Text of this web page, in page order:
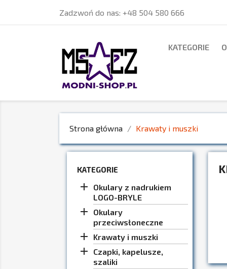
Zadzwoń do nas: +48 504 580 666
KATEGORIE
Strona główna Krawaty i muszki
KATEGORIE
Okulary z nadrukiem
LOGO-BRYLE

Okulary
przeciwsłoneczne

Krawaty i muszki

Czapki, kapelusze,
szaliki
